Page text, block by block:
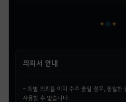
✦ ✧ ✦
의뢰서 안내
- 특별 의뢰를 이미 수주 중일 경우, 동일한
사용할 수 없습니다.